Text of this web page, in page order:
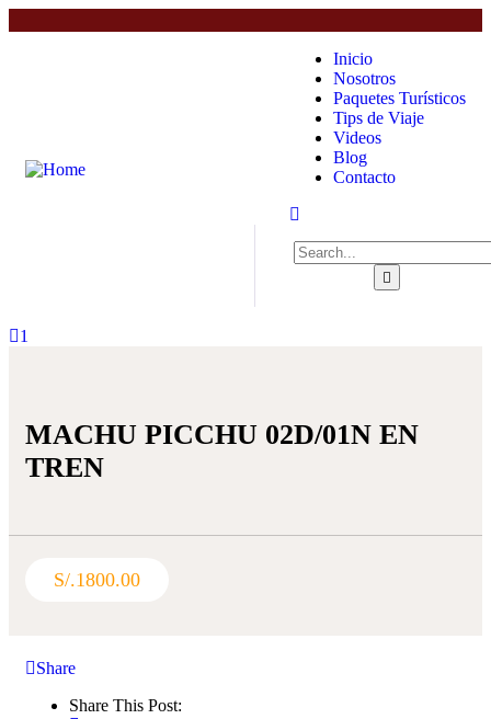
Inicio
Nosotros
Paquetes Turísticos
Tips de Viaje
Videos
Blog
Contacto
1
MACHU PICCHU 02D/01N EN
TREN
S/.1800.00
Share
Share This Post: